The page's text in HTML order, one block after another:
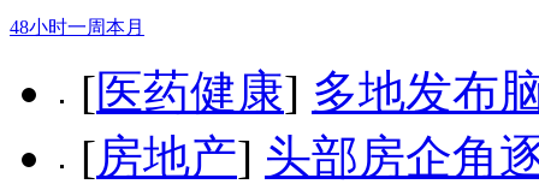
48小时一周本月
[医药健康] 多地发布
[房地产] 头部房企角